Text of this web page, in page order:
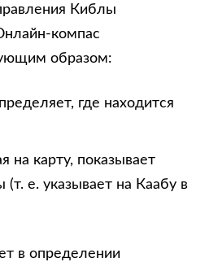
Киблы
компас
образом:
где находится
на карту, показывает
е. указывает на Каабу в
в определении